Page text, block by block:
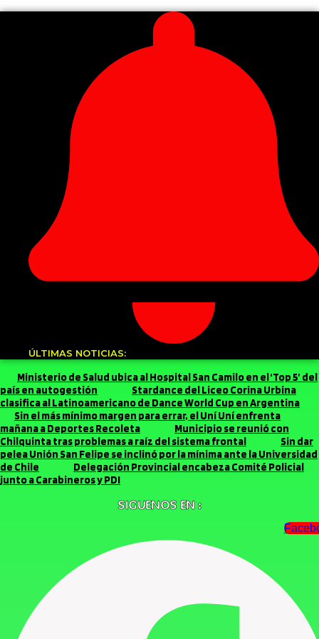
ÚLTIMAS NOTICIAS:
Ministerio de Salud ubica al Hospital San Camilo en el ‘Top 5’ del
país en autogestión
Stardance del Liceo Corina Urbina
clasifica al Latinoamericano de Dance World Cup en Argentina
Sin el más mínimo margen para errar, el Uní Uní enfrenta
mañana a Deportes Recoleta
Municipio se reunió con
Chilquinta tras problemas a raíz del sistema frontal
Sin dar
pelea Unión San Felipe se inclinó por la mínima ante la Universidad
de Chile
Delegación Provincial encabeza Comité Policial
junto a Carabineros y PDI
SIGUENOS EN :